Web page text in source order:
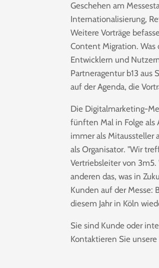
Geschehen am
Internationalisierung,
Weitere Vorträge
Content Migration. Was
Entwicklern und
Partneragentur b13 aus
auf der Agenda, die
Die Digitalmarketing-
fünften Mal in Folge als
immer als Mitaussteller
als Organisator. "Wir
Vertriebsleiter von
anderen das, was in
Kunden auf der Messe:
diesem Jahr in Köln
Sie sind Kunde oder
Kontaktieren Sie unsere